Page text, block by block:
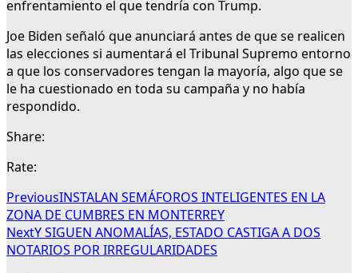
enfrentamiento el que tendría con Trump.
Joe Biden señaló que anunciará antes de que se realicen
las elecciones si aumentará el Tribunal Supremo entorno
a que los conservadores tengan la mayoría, algo que se
le ha cuestionado en toda su campaña y no había
respondido.
Share:
Rate:
PreviousINSTALAN SEMÁFOROS INTELIGENTES EN LA
ZONA DE CUMBRES EN MONTERREY
NextY SIGUEN ANOMALÍAS, ESTADO CASTIGA A DOS
NOTARIOS POR IRREGULARIDADES